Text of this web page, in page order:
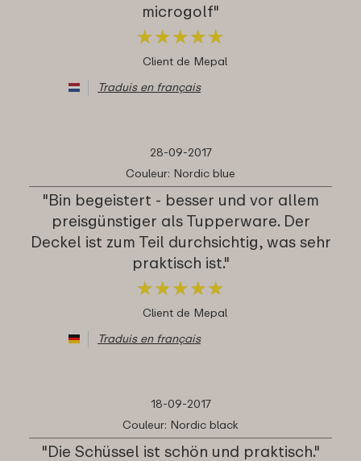
microgolf"
★★★★★
★★★★★
Client de Mepal
Traduis en français
28-09-2017
Couleur: Nordic blue
"Bin begeistert - besser und vor allem
preisgünstiger als Tupperware. Der
Deckel ist zum Teil durchsichtig, was sehr
praktisch ist."
★★★★★
★★★★★
Client de Mepal
Traduis en français
18-09-2017
Couleur: Nordic black
"Die Schüssel ist schön und praktisch."